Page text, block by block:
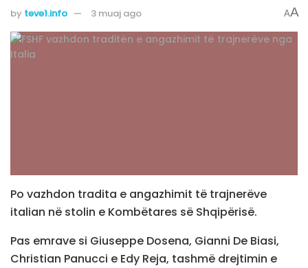
by teve1.info 3 muaj ago AA
Po vazhdon tradita e angazhimit të trajnerëve
italian në stolin e Kombëtares së Shqipërisë.
Pas emrave si Giuseppe Dosena, Gianni De Biasi,
Christian Panucci e Edy Reja, tashmë drejtimin e